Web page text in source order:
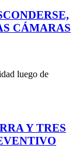
CÁMARAS
luego de
Y TRES